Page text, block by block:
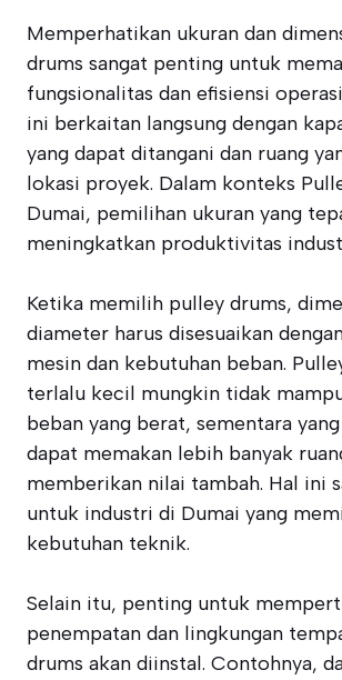
Memperhatikan ukuran dan
drums sangat penting untuk
fungsionalitas dan efisiensi
ini berkaitan langsung dengan
yang dapat ditangani dan ruang
lokasi proyek. Dalam konteks
Dumai, pemilihan ukuran yang
meningkatkan produktivitas
Ketika memilih pulley drums,
diameter harus disesuaikan
mesin dan kebutuhan beban.
terlalu kecil mungkin tidak
beban yang berat, sementara
dapat memakan lebih banyak
memberikan nilai tambah. Hal ini
untuk industri di Dumai yang
kebutuhan teknik.
Selain itu, penting untuk
penempatan dan lingkungan
drums akan diinstal. Contohnya,